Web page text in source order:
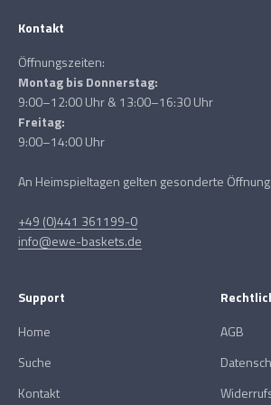
Kontakt
Öffnungszeiten:
Montag bis Donnerstag:
9:00–12:00 Uhr & 13:00–16:30 Uhr
Freitag:
9:00–14:00 Uhr
An Heimspieltagen gelten gesonderte
+49 (0)441 361199-0
info@ewe-baskets.de
Support
Home
Suche
Kontakt
AGB